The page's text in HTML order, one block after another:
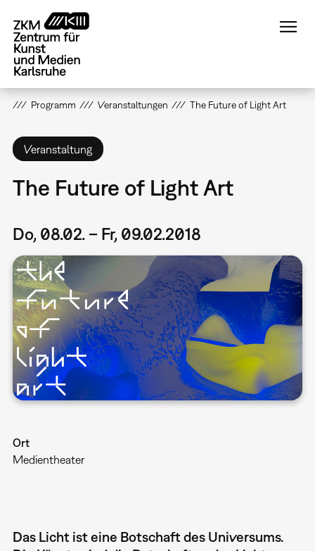
zum
Inhalt
Programm Veranstaltungen The Future of Light Art
Veranstaltung
The Future of Light Art
Do, 08.02. – Fr, 09.02.2018
Ort
Medientheater
Das Licht ist eine Botschaft des Universums.